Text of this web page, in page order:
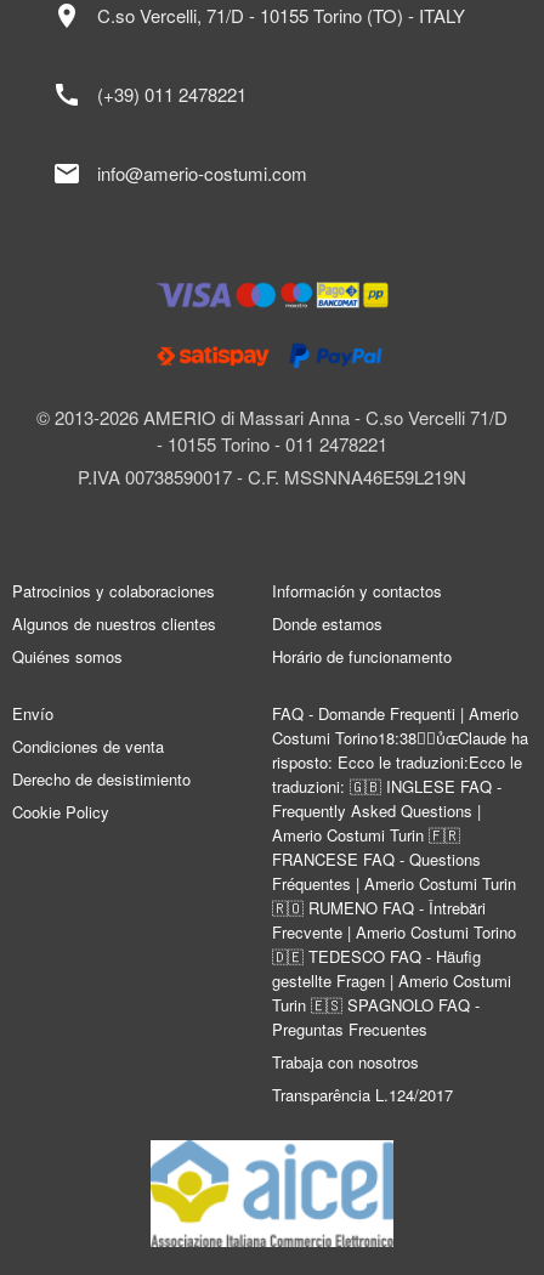
© 2013-2026 AMERIO di Massari Anna - C.so Vercelli 71/D
- 10155 Torino - 011 2478221
P.IVA 00738590017 - C.F. MSSNNA46E59L219N
location_on C.so Vercelli, 71/D - 10155 Torino (TO) - ITALY
call (+39) 011 2478221
mail info@amerio-costumi.com
Patrocinios y colaboraciones
Algunos de nuestros clientes
Quiénes somos
Información y contactos
Donde estamos
Horário de funcionamento
Envío
Condiciones de venta
Derecho de desistimiento
Cookie Policy
FAQ - Domande Frequenti | Amerio
Costumi Torino18:38Claude ha
risposto: Ecco le traduzioni:Ecco le
traduzioni: 🇬🇧 INGLESE FAQ -
Frequently Asked Questions |
Amerio Costumi Turin 🇫🇷
FRANCESE FAQ - Questions
Fréquentes | Amerio Costumi Turin
🇷🇴 RUMENO FAQ - Întrebări
Frecvente | Amerio Costumi Torino
🇩🇪 TEDESCO FAQ - Häufig
gestellte Fragen | Amerio Costumi
Turin 🇪🇸 SPAGNOLO FAQ -
Preguntas Frecuentes
Trabaja con nosotros
Transparência L.124/2017